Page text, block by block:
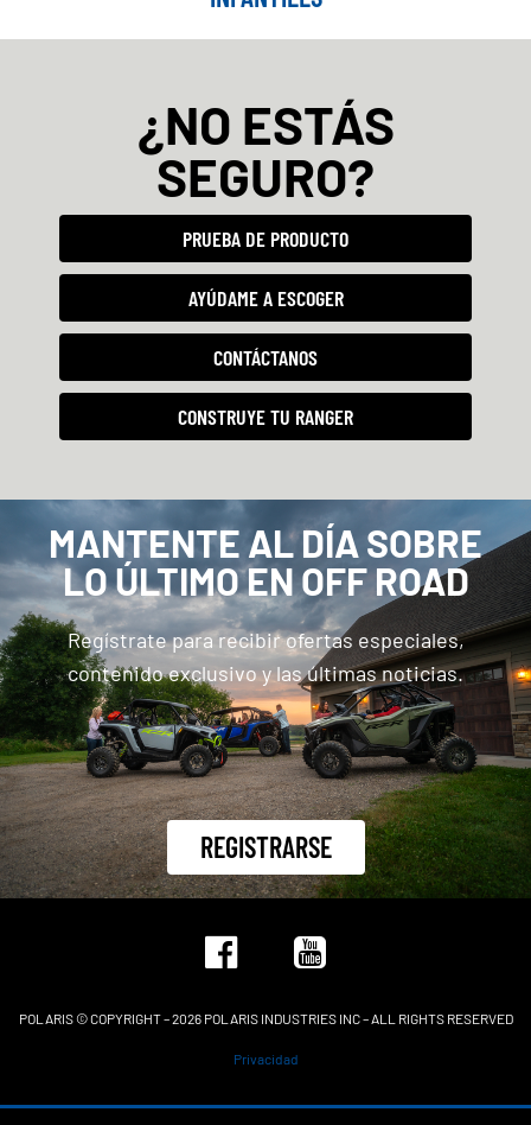
¿NO ESTÁS
SEGURO?
PRUEBA DE PRODUCTO
AYÚDAME A ESCOGER
CONTÁCTANOS
CONSTRUYE TU RANGER
MANTENTE AL DÍA SOBRE
LO ÚLTIMO EN OFF ROAD
Regístrate para recibir ofertas especiales,
contenido exclusivo y las últimas noticias.
REGISTRARSE
POLARIS © COPYRIGHT – 2026 POLARIS INDUSTRIES INC – ALL RIGHTS RESERVED
Privacidad